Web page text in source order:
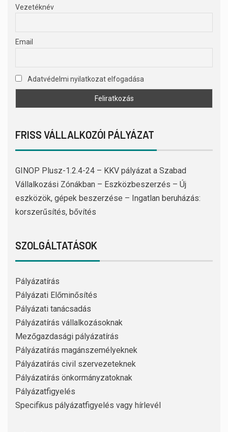
Vezetéknév
Email
Adatvédelmi nyilatkozat elfogadása
FRISS VÁLLALKOZÓI PÁLYÁZAT
GINOP Plusz-1.2.4-24 – KKV pályázat a Szabad
Vállalkozási Zónákban – Eszközbeszerzés – Új
eszközök, gépek beszerzése – Ingatlan beruházás:
korszerűsítés, bővítés
SZOLGÁLTATÁSOK
Pályázatírás
Pályázati Előminősítés
Pályázati tanácsadás
Pályázatírás vállalkozásoknak
Mezőgazdasági pályázatírás
Pályázatírás magánszemélyeknek
Pályázatírás civil szervezeteknek
Pályázatírás önkormányzatoknak
Pályázatfigyelés
Specifikus pályázatfigyelés vagy hírlevél